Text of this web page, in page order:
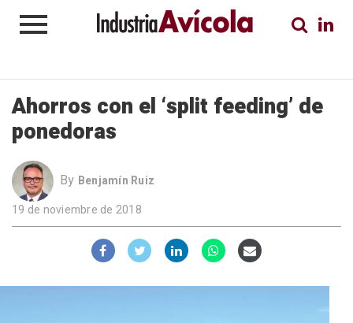
Ahorros con el ‘split feeding’ de
ponedoras
By Benjamín Ruiz
19 de noviembre de 2018